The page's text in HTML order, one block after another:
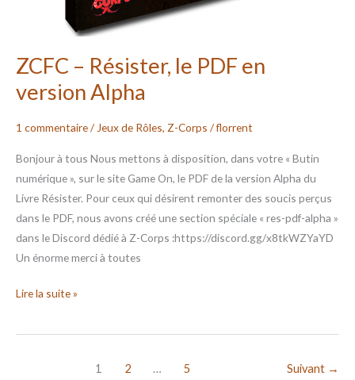
ZCFC – Résister, le PDF en
version Alpha
1 commentaire/Jeux de Rôles, Z-Corps /florrent
Bonjour à tous Nous mettons à disposition, dans votre « Butin
numérique », sur le site Game On, le PDF de la version Alpha du
Livre Résister. Pour ceux qui désirent remonter des soucis perçus
dans le PDF, nous avons créé une section spéciale « res-pdf-alpha »
dans le Discord dédié à Z-Corps :https://discord.gg/x8tkWZYaYD
Un énorme merci à toutes
Lire la suite »
1 2 … 5 Suivant →